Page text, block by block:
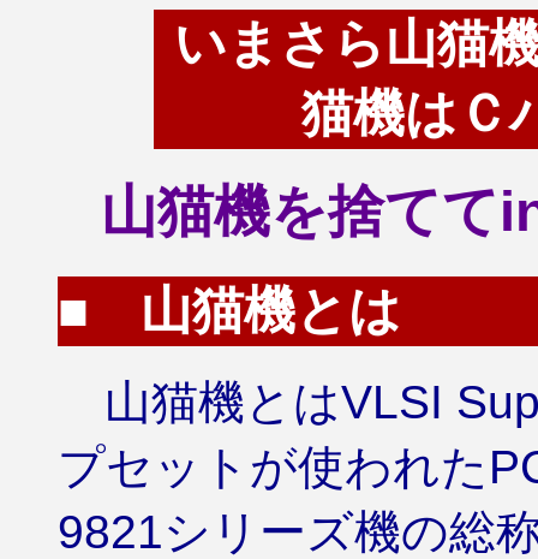
いまさら山猫
猫機はＣ
山猫機を捨てて
■ 山猫機とは
山猫機とはVLSI
プセットが使われた
9821シリーズ機の総